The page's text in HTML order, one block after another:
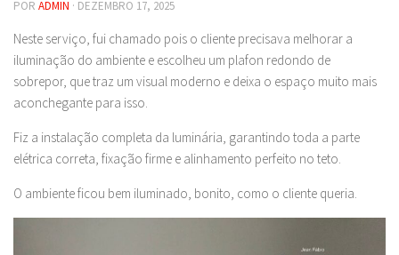
POR ADMIN · DEZEMBRO 17, 2025
Neste serviço, fui chamado pois o cliente precisava melhorar a
iluminação do ambiente e escolheu um plafon redondo de
sobrepor, que traz um visual moderno e deixa o espaço muito mais
aconchegante para isso.
Fiz a instalação completa da luminária, garantindo toda a parte
elétrica correta, fixação firme e alinhamento perfeito no teto.
O ambiente ficou bem iluminado, bonito, como o cliente queria.